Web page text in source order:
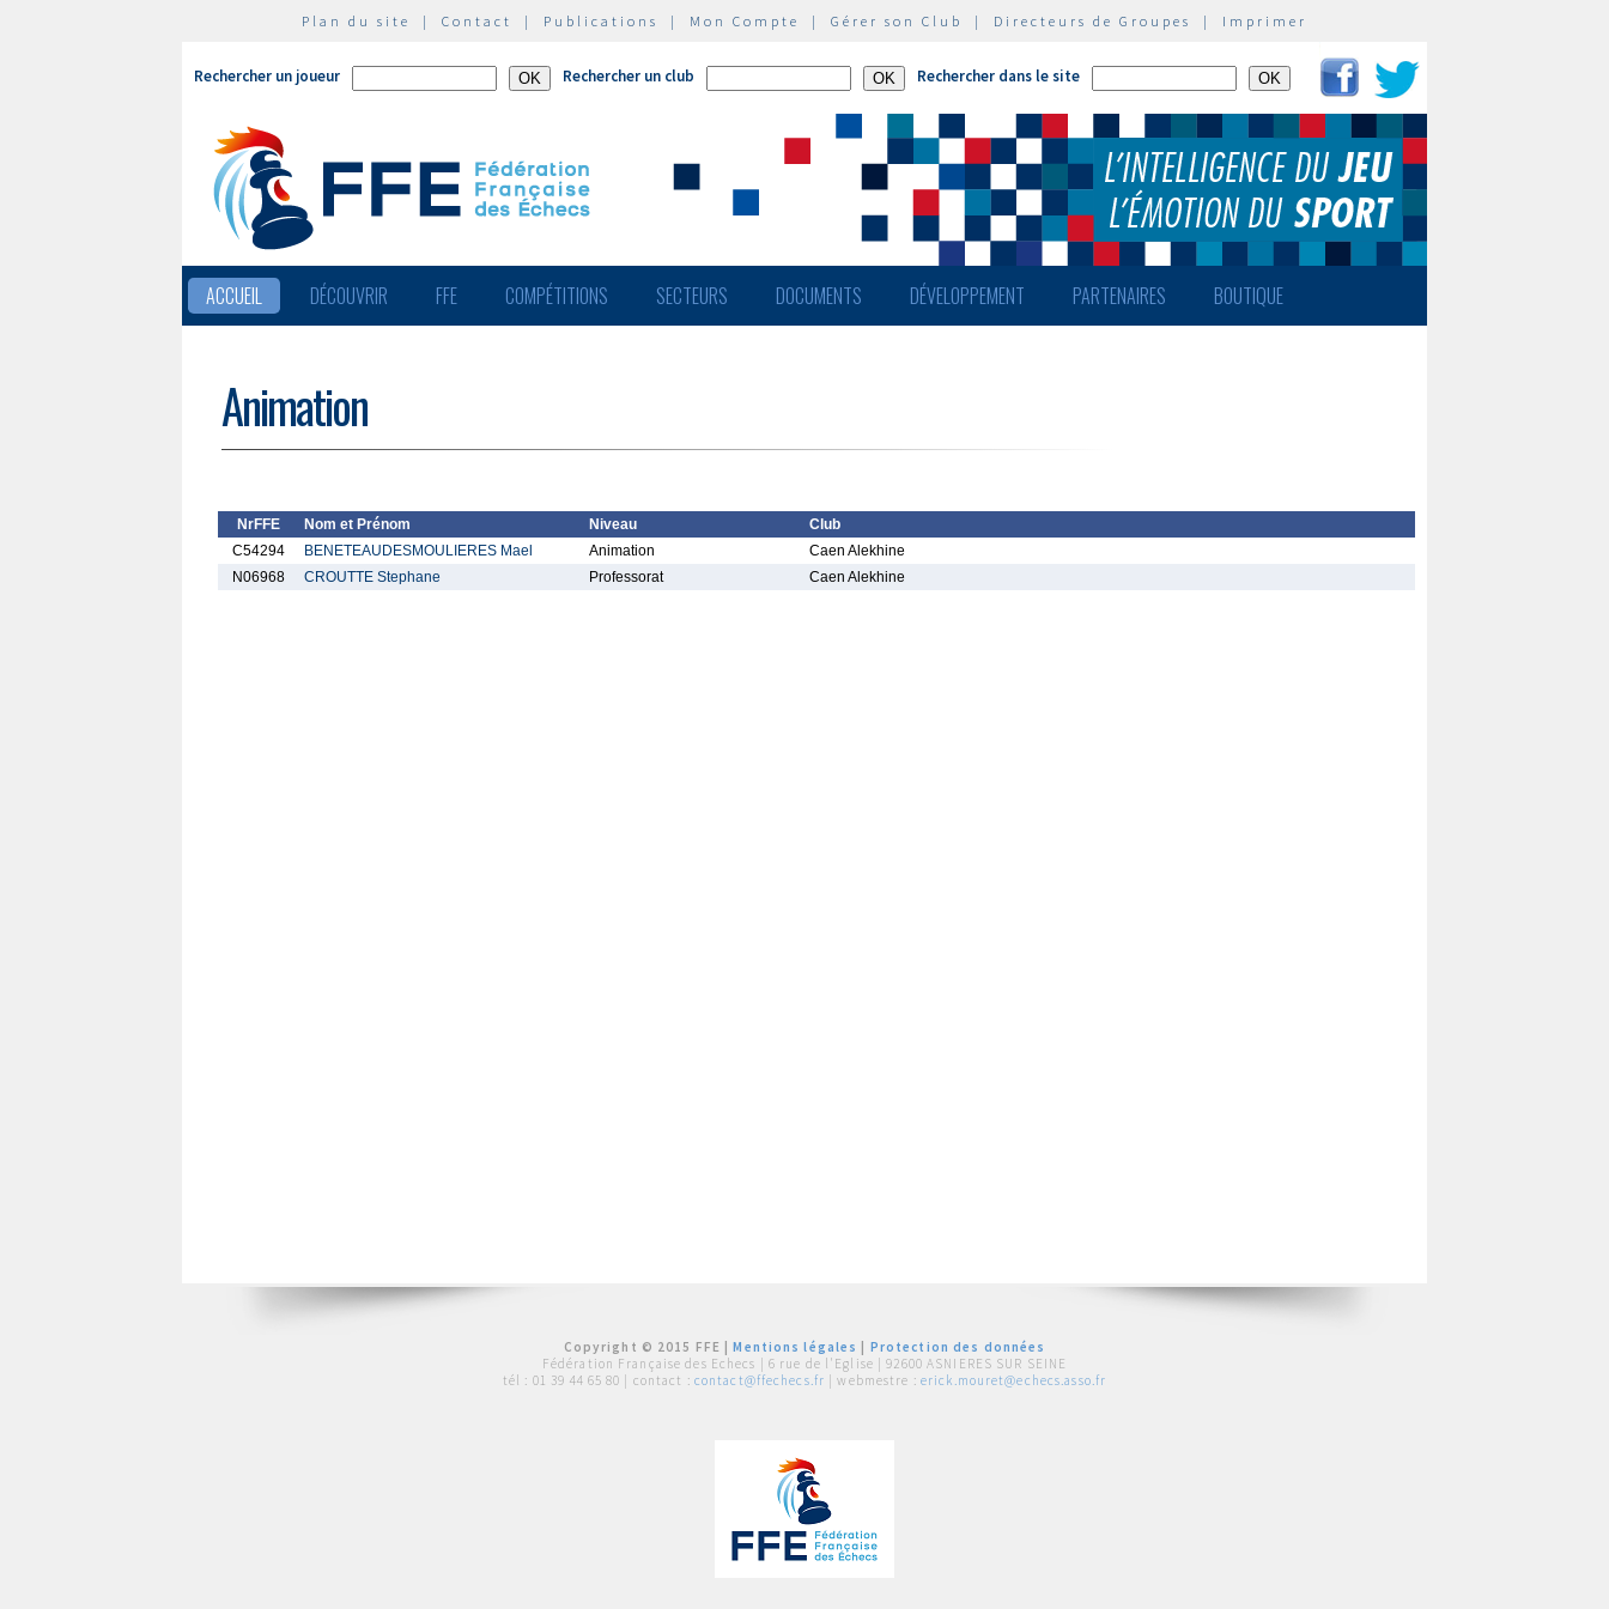
Plan du site | Contact | Publications | Mon Compte | Gérer son Club | Directeurs de Groupes | Imprimer
Rechercher un joueur Rechercher un club Rechercher dans le site
ACCUEIL DÉCOUVRIR FFE COMPÉTITIONS SECTEURS DOCUMENTS DÉVELOPPEMENT PARTENAIRES BOUTIQUE
Animation
NrFFE Nom et Prénom Niveau
Club
C54294
BENETEAUDESMOULIERES Mael Animation
Caen Alekhine
N06968
CROUTTE Stephane Professorat Caen Alekhine
Copyright © 2015 FFE |Mentions légales
Protection des données
Fédération Française des Echecs | 6 rue de l'Eglise | 92600 ASNIERES SUR SEINE
tél : 01 39 44 65 80 | contact : contact@ffechecs.fr | webmestre : erick.mouret@echecs.asso.fr